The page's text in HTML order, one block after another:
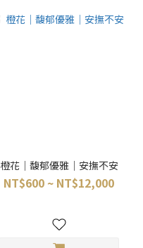
橙花｜馥郁優雅｜安撫不安
NT$600 ~ NT$12,000